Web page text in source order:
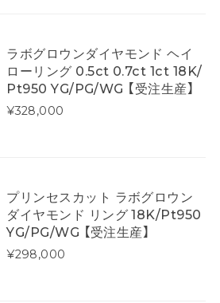
ラボグロウンダイヤモンド ヘイ
ローリング 0.5ct 0.7ct 1ct 18K/
Pt950 YG/PG/WG 【受注生産】
¥328,000
プリンセスカット ラボグロウン
ダイヤモンド リング 18K/Pt950
YG/PG/WG 【受注生産】
¥298,000